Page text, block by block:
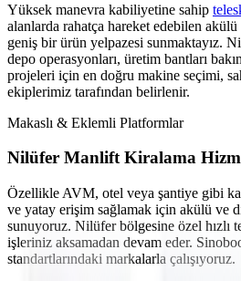
Yüksek manevra kabiliyetine sahip
alanlarda rahatça hareket edebilen
geniş bir ürün yelpazesi sunmaktayız.
depo operasyonları, üretim bantları
projeleri için en doğru makine seçimi,
ekiplerimiz tarafından belirlenir.
Makaslı & Eklemli Platformlar
Nilüfer Manlift Kiralama
Özellikle AVM, otel veya şantiye gibi
ve yatay erişim sağlamak için akülü ve
sunuyoruz. Nilüferbölgesine özel hızlı
işleriniz aksamadan devam eder.
standartlarındaki markalarla çalışıyoruz.